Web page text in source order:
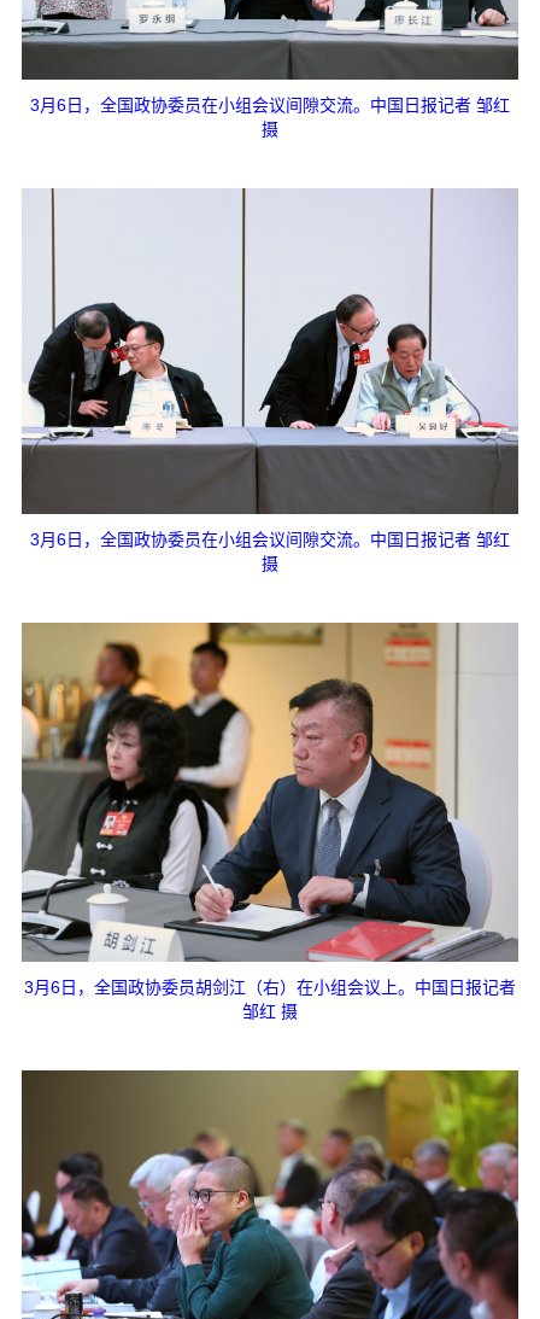
3月6日，全国政协委员在小组会议间隙交流。中国日报记者 邹红
摄
3月6日，全国政协委员在小组会议间隙交流。中国日报记者 邹红
摄
3月6日，全国政协委员胡剑江（右）在小组会议上。中国日报记者
邹红 摄